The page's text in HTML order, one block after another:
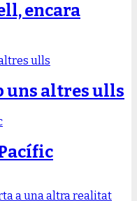
encara
uns altres ulls